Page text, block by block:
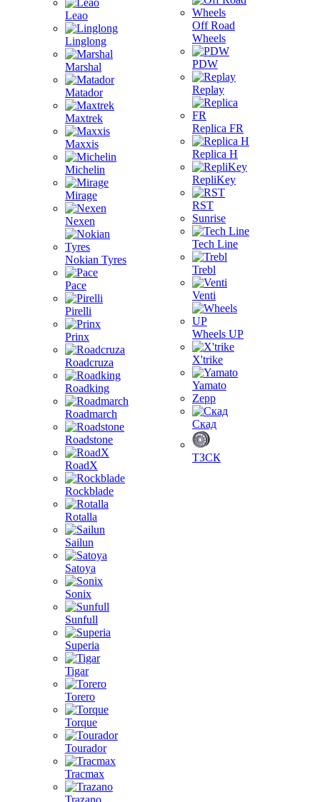
Leao
Linglong
Marshal
Matador
Maxtrek
Maxxis
Michelin
Mirage
Nexen
Nokian Tyres
Pace
Pirelli
Prinx
Roadcruza
Roadking
Roadmarch
Roadstone
RoadX
Rockblade
Rotalla
Sailun
Satoya
Sonix
Sunfull
Superia
Tigar
Torero
Torque
Tourador
Tracmax
Trazano
Off Road
Wheels
PDW
Replay
Replica FR
Replica H
RepliKey
RST
Sunrise
Tech Line
Trebl
Venti
Wheels UP
X'trike
Yamato
Zepp
Скад
ТЗСК